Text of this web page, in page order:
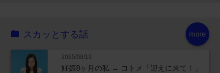
more
スカッとする話
2025/08/19
妊娠8ヶ月の私 → コトメ「迎えに来て！」